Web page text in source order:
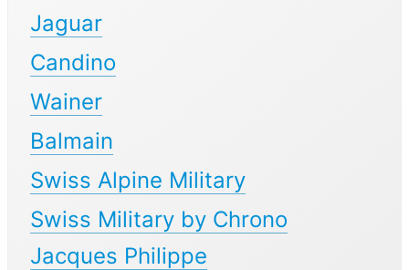
Jaguar
Candino
Wainer
Balmain
Swiss Alpine Military
Swiss Military by Chrono
Jacques Philippe